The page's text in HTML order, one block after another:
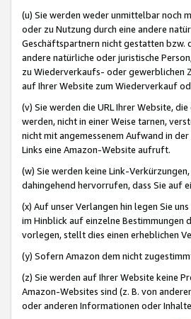
(u) Sie werden weder unmittelbar noch
oder zu Nutzung durch eine andere
Geschäftspartnern nicht gestatten bzw.
andere natürliche oder juristische
zu Wiederverkaufs- oder gewerblichen
auf Ihrer Website zum Wiederverkauf
(v) Sie werden die URL Ihrer Website,
werden, nicht in einer Weise tarnen,
nicht mit angemessenem Aufwand in
Links eine Amazon-Website aufruft.
(w) Sie werden keine Link-
dahingehend hervorrufen, dass Sie auf
(x) Auf unser Verlangen hin legen Sie
im Hinblick auf einzelne Bestimmungen
vorlegen, stellt dies einen erheblichen
(y) Sofern Amazon dem nicht
(z) Sie werden auf Ihrer Website keine
Amazon-Websites sind (z. B. von
oder anderen Informationen oder